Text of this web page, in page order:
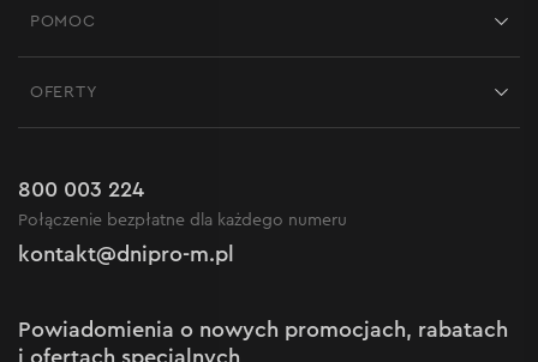
Regulamin sklepu internetowego
Polityka prywatności
POMOC
Gwarancja i serwis
Reklamacje i skargi
Ustawienia plików cookie
OFERTY
Nowości
800 003 224
Połączenie bezpłatne dla każdego numeru
kontakt@dnipro-m.pl
Powiadomienia o nowych promocjach, rabatach
i ofertach specjalnych